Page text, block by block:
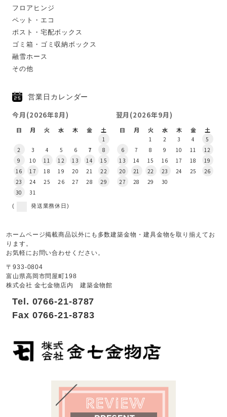
フロアヒンジ
ペット・エコ
ポスト・宅配ボックス
ゴミ箱・ゴミ収納ボックス
融雪ホース
その他
営業日カレンダー
今月(2026年8月)
日 月 火 水 木 金 土
1
2
3 4 5 6 7
8
9
10 11 12 13 14
15
16
17 18 19 20 21
22
23
24 25 26 27 28
29
30
31
翌月(2026年9月)
日 月 火 水 木 金 土
1 2 3 4
5
6
7 8 9 10 11
12
13
14 15 16 17 18
19
20
21 22 23 24 25
26
27
28 29 30
( 発送業務休日)
ホームページ掲載商品以外にも多数建築金物・建具金物を取り揃えてお
ります。
お気軽にお問い合わせください。
〒933-0804
富山県高岡市問屋町198
株式会社 金七金物店内 建築金物館
Tel. 0766-21-8787
Fax 0766-21-8783